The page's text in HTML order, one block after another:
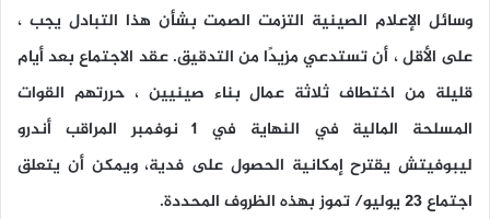
وسائل الإعلام الصينية التزمت الصمت بشأن هذا التبادل يجب ،
على الأقل ، أن تستدعي مزيدًا من التدقيق. عقد الاجتماع بعد أيام
قليلة من اختطاف ثلاثة عمال بناء صينيين ، حررتهم القوات
المسلحة المالية في النهاية في 1 نوفمبر المراقب أندرو
ليبوفيتش يقترح إمكانية الحصول على فدية، ويمكن أن يتعلق
اجتماع 23 يوليو/ تموز بهذه الظروف المحددة.